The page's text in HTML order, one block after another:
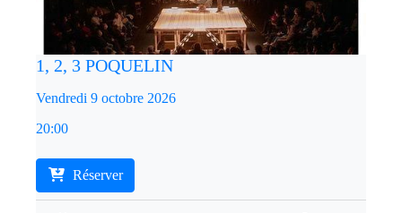
1, 2, 3 POQUELIN
Vendredi 9 octobre 2026
20:00
Réserver